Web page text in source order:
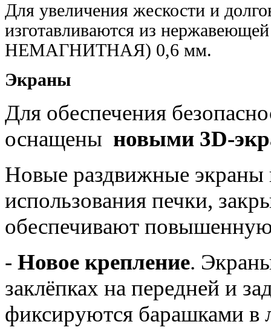
Для увеличения жескости и
изготавливаются из
НЕМАГНИТНАЯ) 0,6 мм.
Экраны
Для обеспечения
оснащены новыми 3D-
Новые раздвижные экраны
использования печки,
обеспечивают повышенную
- Новое крепление.
заклёпках на передней и
фиксируются барашками